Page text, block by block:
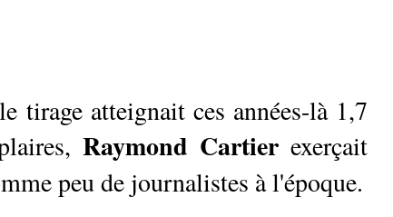
tirage atteignait ces années-là 1,7
Raymond Cartier exerçait
peu de journalistes à l'époque.